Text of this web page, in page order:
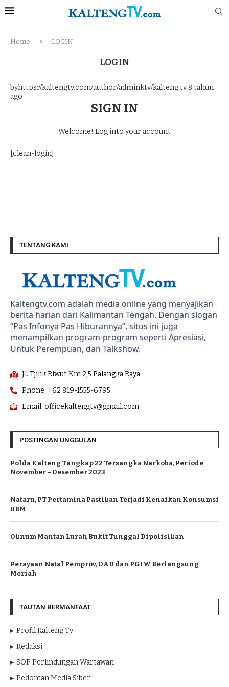
Home LOGIN
LOGIN
byhttps://kaltengtv.com/author/adminktv/kalteng tv8 tahun
ago
SIGN IN
Welcome! Log into your account
[clean-login]
TENTANG KAMI
Kaltengtv.com adalah media online yang menyajikan
berita harian dari Kalimantan Tengah. Dengan slogan
“Pas Infonya Pas Hiburannya”, situs ini juga
menampilkan program-program seperti Apresiasi,
Untuk Perempuan, dan Talkshow.
Jl. Tjilik Riwut Km 2,5 Palangka Raya
Phone: +62 819-1555-6795
Email: officekaltengtv@gmail.com
POSTINGAN UNGGULAN
Polda Kalteng Tangkap 22 Tersangka Narkoba, Periode
November – Desember 2023
Nataru, PT Pertamina Pastikan Terjadi Kenaikan Konsumsi
BBM
Oknum Mantan Lurah Bukit Tunggal Dipolisikan
Perayaan Natal Pemprov, DAD dan PGIW Berlangsung
Meriah
TAUTAN BERMANFAAT
Profil Kalteng Tv
Redaksi
SOP Perlindungan Wartawan
Pedoman Media Siber